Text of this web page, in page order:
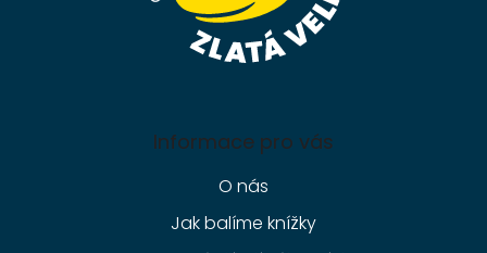
Informace pro vás
O nás
Jak balíme knížky